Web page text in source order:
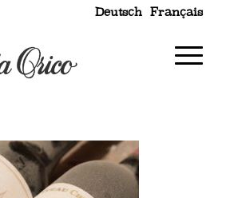
Deutsch Français